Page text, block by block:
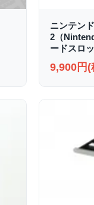
ニンテン
2（
ードスロ
9,900円(